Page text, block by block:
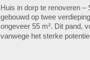
Huis in dorp te renoveren –
gebouwd op twee
ongeveer 55 m². Dit pand,
vanwege het sterke